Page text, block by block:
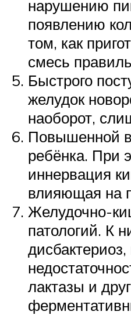
нарушению
появлению
том, как
смесь
Быстрого
желудок
наоборот,
Повышенной
ребёнка. При
иннервация
влияющая на
Желудочно-
патологий. К
лактазы и